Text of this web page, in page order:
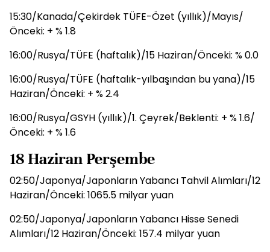
15:30/Kanada/Çekirdek TÜFE-Özet (yıllık)/Mayıs/
Önceki: + % 1.8
16:00/Rusya/TÜFE (haftalık)/15 Haziran/Önceki: % 0.0
16:00/Rusya/TÜFE (haftalık-yılbaşından bu yana)/15
Haziran/Önceki: + % 2.4
16:00/Rusya/GSYH (yıllık)/1. Çeyrek/Beklenti: + % 1.6/
Önceki: + % 1.6
18 Haziran Perşembe
02:50/Japonya/Japonların Yabancı Tahvil Alımları/12
Haziran/Önceki: 1065.5 milyar yuan
02:50/Japonya/Japonların Yabancı Hisse Senedi
Alımları/12 Haziran/Önceki: 157.4 milyar yuan